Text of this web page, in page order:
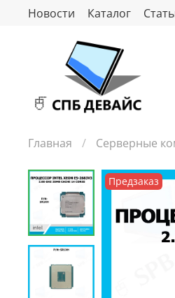
Новости Каталог
Главная Серверные
Предзаказ